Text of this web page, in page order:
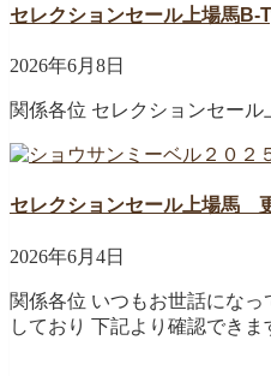
セレクションセール上場馬B-
2026年6月8日
関係各位 セレクションセー
セレクションセール上場馬
2026年6月4日
関係各位 いつもお世話にな
しており 下記より確認でき